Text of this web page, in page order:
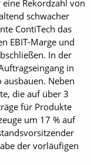
­Rekordzahl von
schwacher
ContiTech das
EBIT-Marge und
In der
in
Neben
die auf über 3
für Produkte
um 17 % auf
der vorläufigen